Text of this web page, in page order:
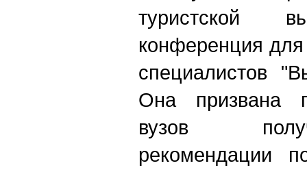
туристской
конференция
специалистов
Она призвана
вузов
рекомендации